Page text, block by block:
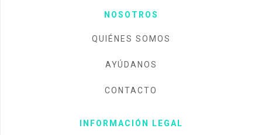
NOSOTROS
QUIÉNES SOMOS
AYÚDANOS
CONTACTO
INFORMACIÓN LEGAL